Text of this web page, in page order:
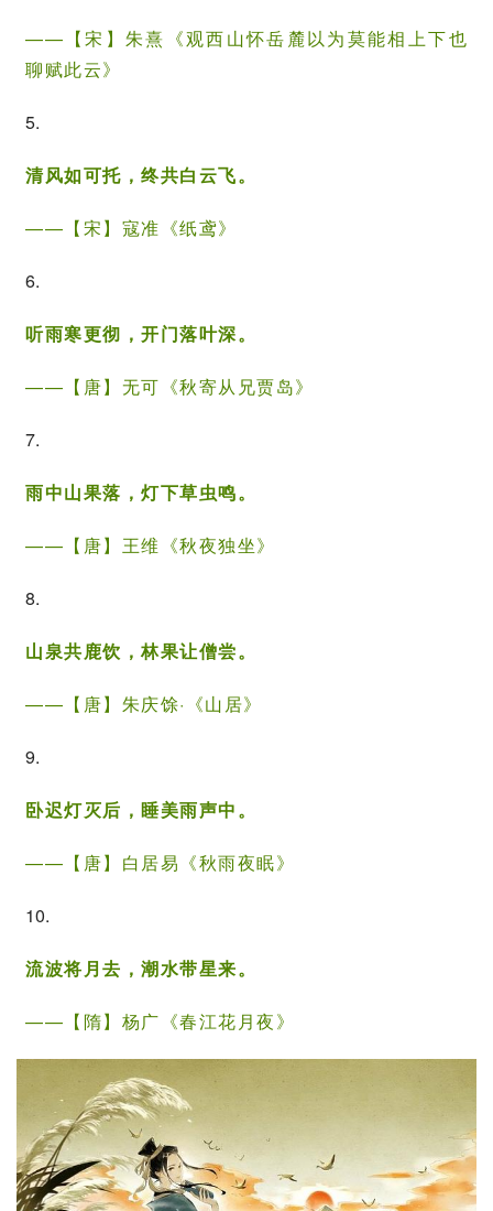
——【宋】 朱熹 《观西山怀岳麓以为莫能相上下也
聊赋此云》
5.
清风如可托，终共白云飞。
——【宋】寇准《纸鸢》
6.
听雨寒更彻，开门落叶深。
——【唐】无可《秋寄从兄贾岛》
7.
雨中山果落，灯下草虫鸣。
——【唐】 王维 《秋夜独坐》
8.
山泉共鹿饮，林果让僧尝。
——【唐】 朱庆馀·《山居》
9.
卧迟灯灭后，睡美雨声中。
——【唐】白居易《秋雨夜眠》
10.
流波将月去，潮水带星来。
——【隋】 杨广 《春江花月夜》